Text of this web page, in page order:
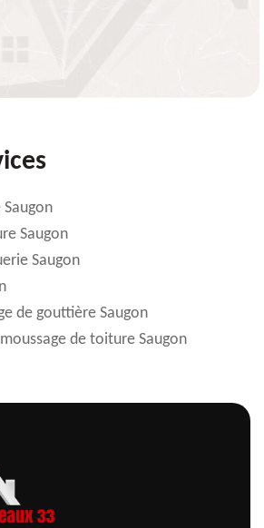
Saugon
Saugon
de gouttière Saugon
de toiture Saugon